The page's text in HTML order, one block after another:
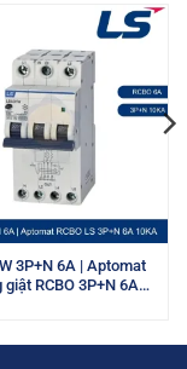
3P+N 6A | Aptomat
giật RCBO 3P+N 6A